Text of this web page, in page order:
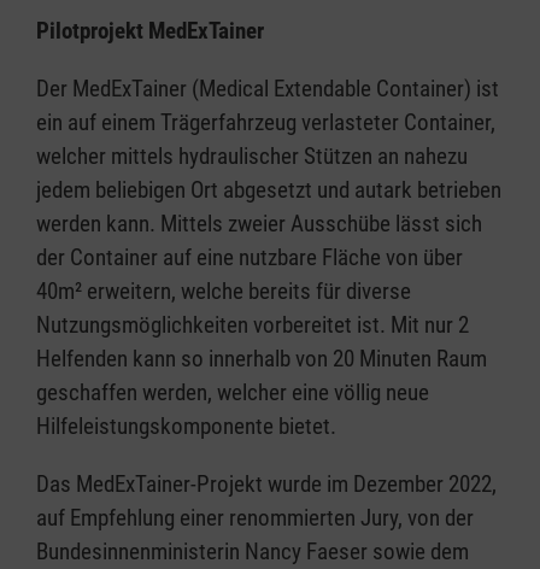
Pilotprojekt MedExTainer
Der MedExTainer (Medical Extendable Container) ist
ein auf einem Trägerfahrzeug verlasteter Container,
welcher mittels hydraulischer Stützen an nahezu
jedem beliebigen Ort abgesetzt und autark betrieben
werden kann. Mittels zweier Ausschübe lässt sich
der Container auf eine nutzbare Fläche von über
40m² erweitern, welche bereits für diverse
Nutzungsmöglichkeiten vorbereitet ist. Mit nur 2
Helfenden kann so innerhalb von 20 Minuten Raum
geschaffen werden, welcher eine völlig neue
Hilfeleistungskomponente bietet.
Das MedExTainer-Projekt wurde im Dezember 2022,
auf Empfehlung einer renommierten Jury, von der
Bundesinnenministerin Nancy Faeser sowie dem